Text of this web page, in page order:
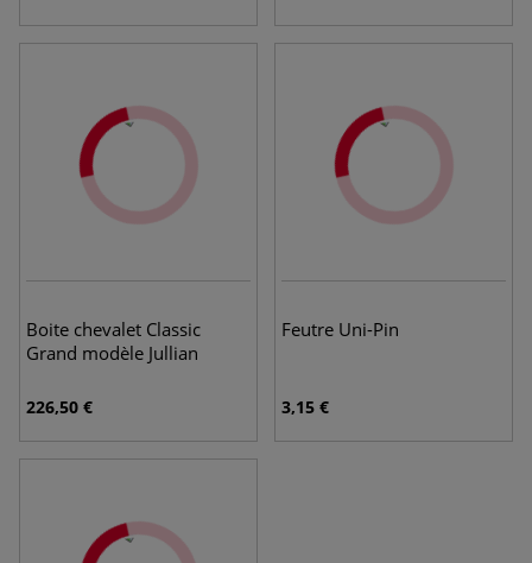
Boite chevalet Classic
Grand modèle Jullian
226,50 €
Feutre Uni-Pin
3,15 €